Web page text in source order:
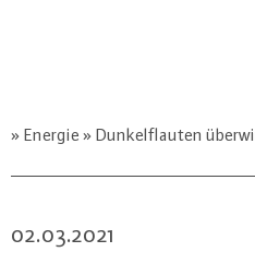
Energie Dunkelflauten
02.03.2021